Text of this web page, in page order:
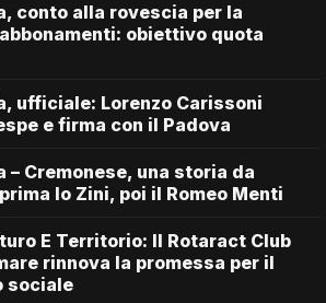
conto alla rovescia per la
obiettivo quota
ufficiale: Lorenzo Carissoni
e firma con il Padova
– Cremonese, una storia da
lo Zini, poi il Romeo Menti
E Territorio: Il Rotaract Club
rinnova la promessa per il
sociale